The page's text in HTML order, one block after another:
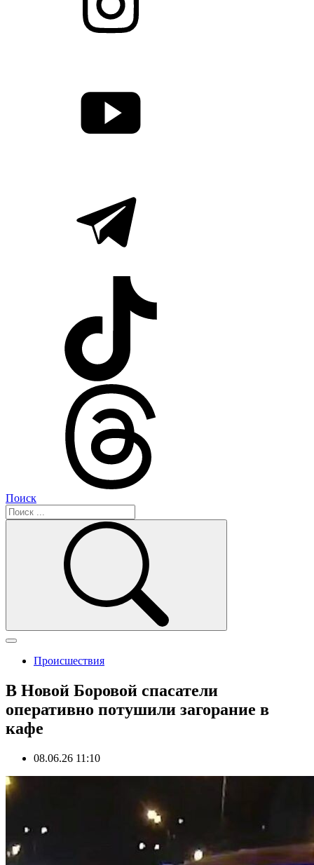
Поиск
Происшествия
В Новой Боровой спасатели
оперативно потушили загорание в
кафе
08.06.26 11:10